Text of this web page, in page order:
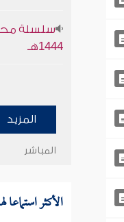
سلسلة
1444هـ
المزيد
المباشر
الأكثر استماعا